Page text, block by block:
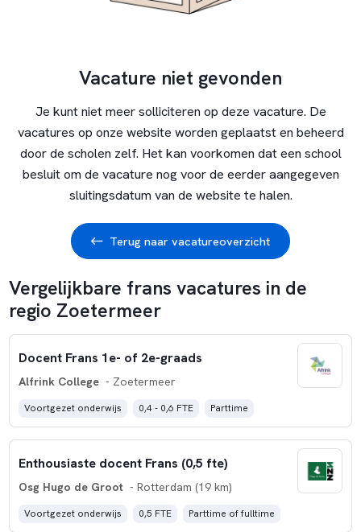
Vacature niet gevonden
Je kunt niet meer solliciteren op deze vacature. De
vacatures op onze website worden geplaatst en beheerd
door de scholen zelf. Het kan voorkomen dat een school
besluit om de vacature nog voor de eerder aangegeven
sluitingsdatum van de website te halen.
Terug naar vacatureoverzicht
Vergelijkbare frans vacatures in de
regio Zoetermeer
Docent Frans 1e- of 2e-graads
Alfrink College - Zoetermeer
Voortgezet onderwijs 0,4 - 0,6 FTE Parttime
Enthousiaste docent Frans (0,5 fte)
Osg Hugo de Groot - Rotterdam (19 km)
Voortgezet onderwijs 0,5 FTE Parttime of fulltime